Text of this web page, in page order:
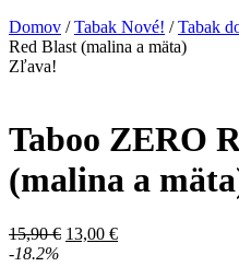
Domov /Tabak Nové! /Tabak
Red Blast (malina a mäta)
Zľava!
Taboo ZERO
(malina a
15,90€ Pôvodná
13,00 €Aktuálna
-18.2%